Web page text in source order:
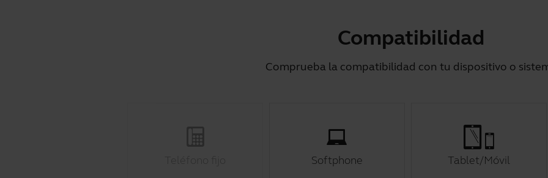
Compatibilidad
Comprueba la compatibilidad con tu dispositivo o
Softphone Tablet/Móvil